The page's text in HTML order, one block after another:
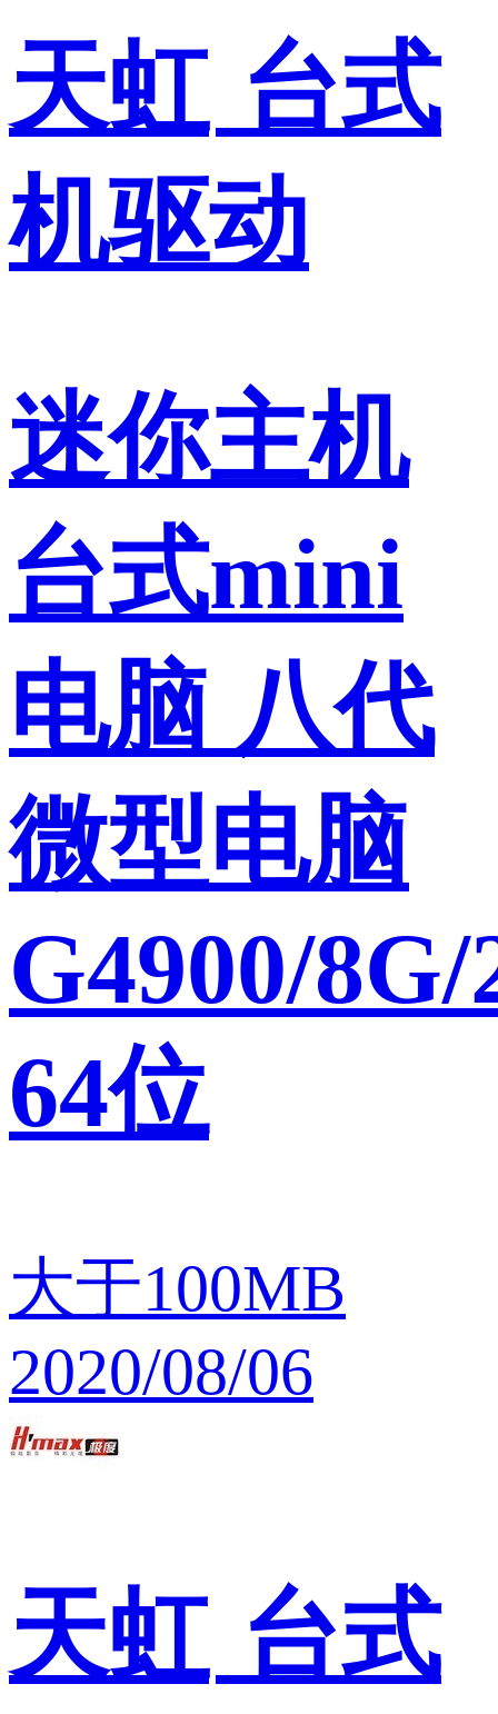
天虹 台式
机驱动
迷你主机
台式mini
电脑 八代
微型电脑
G4900/8G/
64位
大于100MB
2020/08/06
天虹 台式